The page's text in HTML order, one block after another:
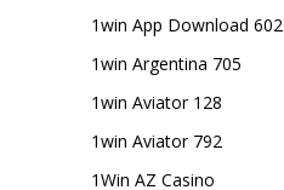
1win App Download 602
1win Argentina 705
1win Aviator 128
1win Aviator 792
1Win AZ Casino